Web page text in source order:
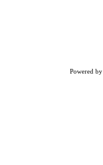
Powered by